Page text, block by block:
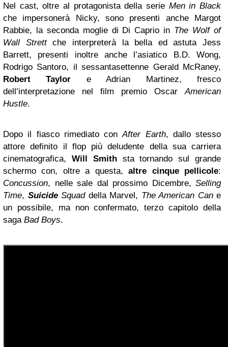
Nel cast, oltre al protagonista della serie Men in Black
che impersonerà Nicky, sono presenti anche Margot
Rabbie, la seconda moglie di Di Caprio in The Wolf of
Wall Strettche interpreterà la bella ed astuta Jess
Barrett, presenti inoltre anche l’asiatico B.D. Wong,
Rodrigo Santoro, il sessantasettenne Gerald McRaney,
Robert Taylor e Adrian Martinez, fresco
dell’interpretazione nel film premio OscarAmerican
Hustle.
Dopo il fiasco rimediato conAfter Earth, dallo stesso
attore definito il flop più deludente della sua carriera
cinematografica, Will Smithsta tornando sul grande
schermo con, oltre a questa, altre cinque pellicole:
Concussion, nelle sale dal prossimo Dicembre, Selling
Time, SuicideSquaddella Marvel, The American Cane
un possibile, ma non confermato, terzo capitolo della
saga Bad Boys.